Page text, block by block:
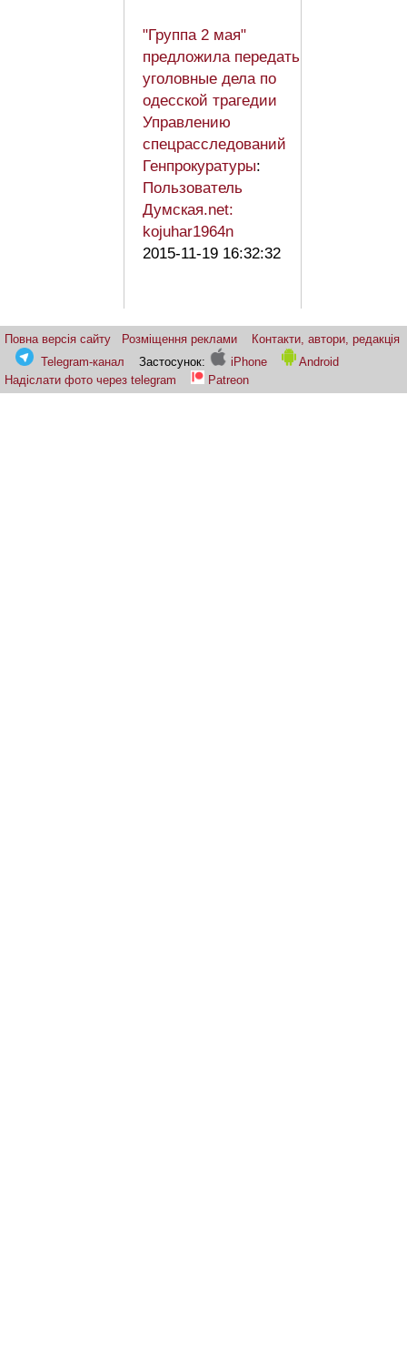
"Группа 2 мая"
предложила передать
уголовные дела по
одесской трагедии
Управлению
спецрасследований
Генпрокуратуры:
Пользователь
Думская.net:
kojuhar1964n
2015-11-19 16:32:32
Повна версія сайту Розміщення реклами
Контакти, автори, редакція
Telegram-канал
Застосунок: iPhone
Android
Надіслати фото через telegram
Patreon